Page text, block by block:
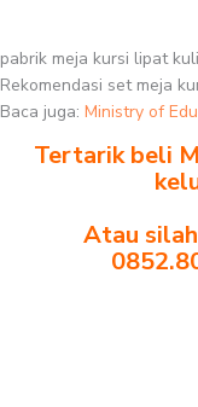
pabrik meja kursi lipat
Rekomendasi set meja
Baca juga: Ministry of
Tertarik beli
Atau